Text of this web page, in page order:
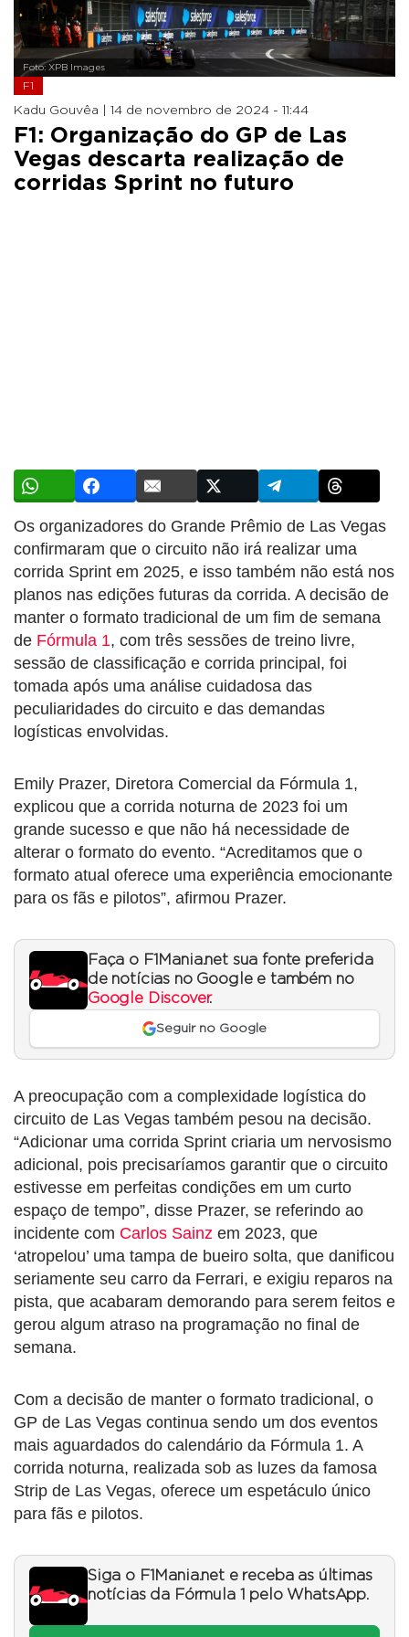
Foto: XPB Images
F1
Kadu Gouvêa | 14 de novembro de 2024 - 11:44
F1: Organização do GP de Las
Vegas descarta realização de
corridas Sprint no futuro
Os organizadores do Grande Prêmio de Las Vegas
confirmaram que o circuito não irá realizar uma
corrida Sprint em 2025, e isso também não está nos
planos nas edições futuras da corrida. A decisão de
manter o formato tradicional de um fim de semana
de Fórmula 1, com três sessões de treino livre,
sessão de classificação e corrida principal, foi
tomada após uma análise cuidadosa das
peculiaridades do circuito e das demandas
logísticas envolvidas.
Emily Prazer, Diretora Comercial da Fórmula 1,
explicou que a corrida noturna de 2023 foi um
grande sucesso e que não há necessidade de
alterar o formato do evento. “Acreditamos que o
formato atual oferece uma experiência emocionante
para os fãs e pilotos”, afirmou Prazer.
Faça o F1Mania.net sua fonte preferida
de notícias no Google e também no
Google Discover.
Seguir no Google
A preocupação com a complexidade logística do
circuito de Las Vegas também pesou na decisão.
“Adicionar uma corrida Sprint criaria um nervosismo
adicional, pois precisaríamos garantir que o circuito
estivesse em perfeitas condições em um curto
espaço de tempo”, disse Prazer, se referindo ao
incidente com Carlos Sainz em 2023, que
‘atropelou’ uma tampa de bueiro solta, que danificou
seriamente seu carro da Ferrari, e exigiu reparos na
pista, que acabaram demorando para serem feitos e
gerou algum atraso na programação no final de
semana.
Com a decisão de manter o formato tradicional, o
GP de Las Vegas continua sendo um dos eventos
mais aguardados do calendário da Fórmula 1. A
corrida noturna, realizada sob as luzes da famosa
Strip de Las Vegas, oferece um espetáculo único
para fãs e pilotos.
Siga o F1Mania.net e receba as últimas
notícias da Fórmula 1 pelo WhatsApp.